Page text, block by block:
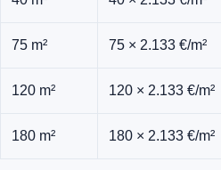
75 m² 75 × 2.133 €/m²
120 m² 120 × 2.133 €/m²
180 m² 180 × 2.133 €/m²